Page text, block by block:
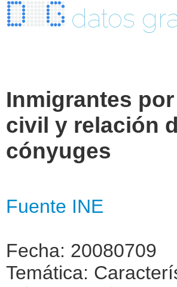
datos
Inmigrantes
civil y relación
cónyuges
Fuente INE
Fecha: 20080709
Temática: